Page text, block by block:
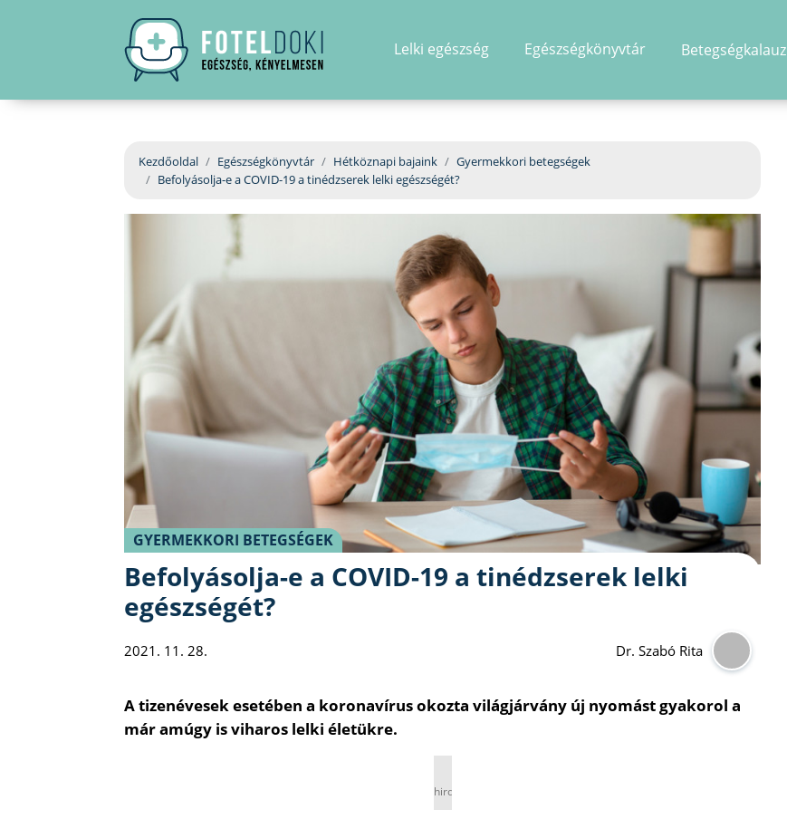
Lelki egészség Egészségkönyvtár Betegségkalauz
Kezdőoldal Egészségkönyvtár Hétköznapi bajaink
Gyermekkori betegségek
Befolyásolja-e a COVID-19 a tinédzserek lelki egészségét?
GYERMEKKORI BETEGSÉGEK
Befolyásolja-e a COVID-19 a tinédzserek lelki
egészségét?
2021. 11. 28. Dr. Szabó Rita
A tizenévesek esetében a koronavírus okozta világjárvány új nyomást gyakorol a
már amúgy is viharos lelki életükre.
hirdetés